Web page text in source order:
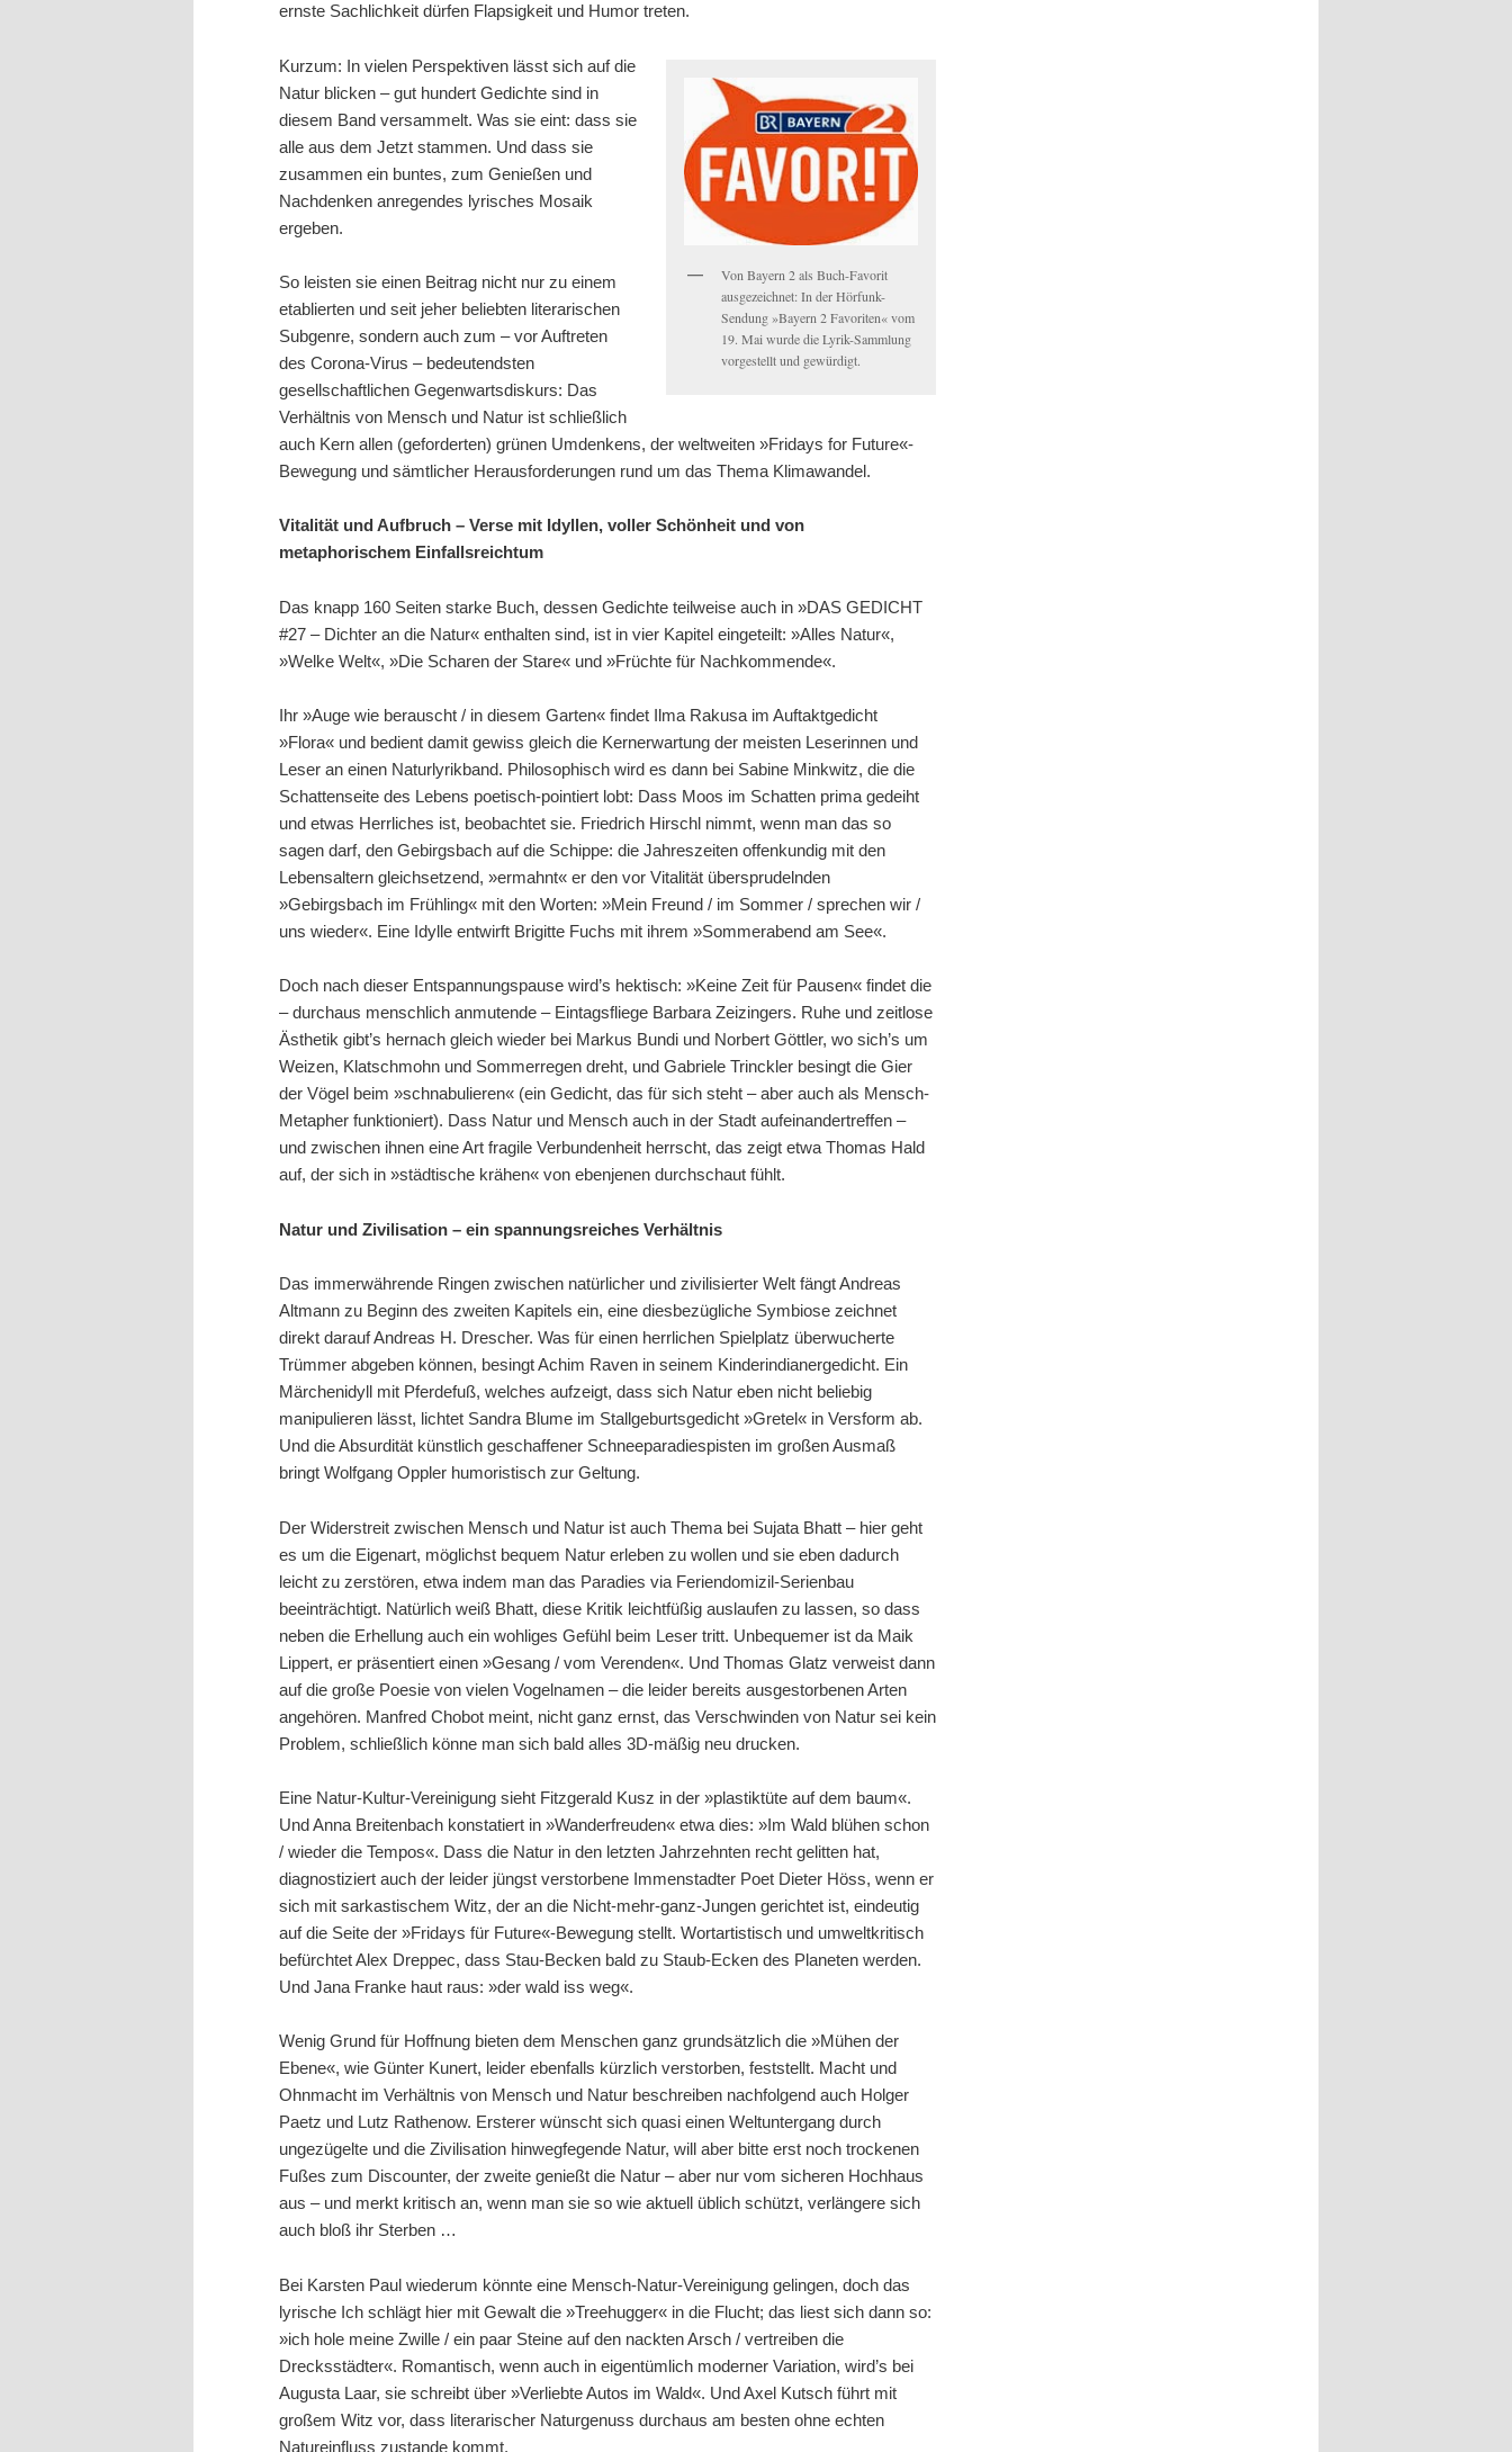
ernste Sachlichkeit dürfen Flapsigkeit und Humor treten.
Von Bayern 2 als Buch-Favorit
ausgezeichnet: In der Hörfunk-
Sendung »Bayern 2 Favoriten« vom
19. Mai wurde die Lyrik-Sammlung
vorgestellt und gewürdigt.
Kurzum: In vielen Perspektiven lässt sich auf die
Natur blicken – gut hundert Gedichte sind in
diesem Band versammelt. Was sie eint: dass sie
alle aus dem Jetzt stammen. Und dass sie
zusammen ein buntes, zum Genießen und
Nachdenken anregendes lyrisches Mosaik
ergeben.
So leisten sie einen Beitrag nicht nur zu einem
etablierten und seit jeher beliebten literarischen
Subgenre, sondern auch zum – vor Auftreten
des Corona-Virus – bedeutendsten
gesellschaftlichen Gegenwartsdiskurs: Das
Verhältnis von Mensch und Natur ist schließlich
auch Kern allen (geforderten) grünen Umdenkens, der weltweiten »Fridays for Future«-
Bewegung und sämtlicher Herausforderungen rund um das Thema Klimawandel.
Vitalität und Aufbruch – Verse mit Idyllen, voller Schönheit und von
metaphorischem Einfallsreichtum
Das knapp 160 Seiten starke Buch, dessen Gedichte teilweise auch in »DAS GEDICHT
#27 – Dichter an die Natur« enthalten sind, ist in vier Kapitel eingeteilt: »Alles Natur«,
»Welke Welt«, »Die Scharen der Stare« und »Früchte für Nachkommende«.
Ihr »Auge wie berauscht / in diesem Garten« findet Ilma Rakusa im Auftaktgedicht
»Flora« und bedient damit gewiss gleich die Kernerwartung der meisten Leserinnen und
Leser an einen Naturlyrikband. Philosophisch wird es dann bei Sabine Minkwitz, die die
Schattenseite des Lebens poetisch-pointiert lobt: Dass Moos im Schatten prima gedeiht
und etwas Herrliches ist, beobachtet sie. Friedrich Hirschl nimmt, wenn man das so
sagen darf, den Gebirgsbach auf die Schippe: die Jahreszeiten offenkundig mit den
Lebensaltern gleichsetzend, »ermahnt« er den vor Vitalität übersprudelnden
»Gebirgsbach im Frühling« mit den Worten: »Mein Freund / im Sommer / sprechen wir /
uns wieder«. Eine Idylle entwirft Brigitte Fuchs mit ihrem »Sommerabend am See«.
Doch nach dieser Entspannungspause wird’s hektisch: »Keine Zeit für Pausen« findet die
– durchaus menschlich anmutende – Eintagsfliege Barbara Zeizingers. Ruhe und zeitlose
Ästhetik gibt’s hernach gleich wieder bei Markus Bundi und Norbert Göttler, wo sich’s um
Weizen, Klatschmohn und Sommerregen dreht, und Gabriele Trinckler besingt die Gier
der Vögel beim »schnabulieren« (ein Gedicht, das für sich steht – aber auch als Mensch-
Metapher funktioniert). Dass Natur und Mensch auch in der Stadt aufeinandertreffen –
und zwischen ihnen eine Art fragile Verbundenheit herrscht, das zeigt etwa Thomas Hald
auf, der sich in »städtische krähen« von ebenjenen durchschaut fühlt.
Natur und Zivilisation – ein spannungsreiches Verhältnis
Das immerwährende Ringen zwischen natürlicher und zivilisierter Welt fängt Andreas
Altmann zu Beginn des zweiten Kapitels ein, eine diesbezügliche Symbiose zeichnet
direkt darauf Andreas H. Drescher. Was für einen herrlichen Spielplatz überwucherte
Trümmer abgeben können, besingt Achim Raven in seinem Kinderindianergedicht. Ein
Märchenidyll mit Pferdefuß, welches aufzeigt, dass sich Natur eben nicht beliebig
manipulieren lässt, lichtet Sandra Blume im Stallgeburtsgedicht »Gretel« in Versform ab.
Und die Absurdität künstlich geschaffener Schneeparadiespisten im großen Ausmaß
bringt Wolfgang Oppler humoristisch zur Geltung.
Der Widerstreit zwischen Mensch und Natur ist auch Thema bei Sujata Bhatt – hier geht
es um die Eigenart, möglichst bequem Natur erleben zu wollen und sie eben dadurch
leicht zu zerstören, etwa indem man das Paradies via Feriendomizil-Serienbau
beeinträchtigt. Natürlich weiß Bhatt, diese Kritik leichtfüßig auslaufen zu lassen, so dass
neben die Erhellung auch ein wohliges Gefühl beim Leser tritt. Unbequemer ist da Maik
Lippert, er präsentiert einen »Gesang / vom Verenden«. Und Thomas Glatz verweist dann
auf die große Poesie von vielen Vogelnamen – die leider bereits ausgestorbenen Arten
angehören. Manfred Chobot meint, nicht ganz ernst, das Verschwinden von Natur sei kein
Problem, schließlich könne man sich bald alles 3D-mäßig neu drucken.
Eine Natur-Kultur-Vereinigung sieht Fitzgerald Kusz in der »plastiktüte auf dem baum«.
Und Anna Breitenbach konstatiert in »Wanderfreuden« etwa dies: »Im Wald blühen schon
/ wieder die Tempos«. Dass die Natur in den letzten Jahrzehnten recht gelitten hat,
diagnostiziert auch der leider jüngst verstorbene Immenstadter Poet Dieter Höss, wenn er
sich mit sarkastischem Witz, der an die Nicht-mehr-ganz-Jungen gerichtet ist, eindeutig
auf die Seite der »Fridays für Future«-Bewegung stellt. Wortartistisch und umweltkritisch
befürchtet Alex Dreppec, dass Stau-Becken bald zu Staub-Ecken des Planeten werden.
Und Jana Franke haut raus: »der wald iss weg«.
Wenig Grund für Hoffnung bieten dem Menschen ganz grundsätzlich die »Mühen der
Ebene«, wie Günter Kunert, leider ebenfalls kürzlich verstorben, feststellt. Macht und
Ohnmacht im Verhältnis von Mensch und Natur beschreiben nachfolgend auch Holger
Paetz und Lutz Rathenow. Ersterer wünscht sich quasi einen Weltuntergang durch
ungezügelte und die Zivilisation hinwegfegende Natur, will aber bitte erst noch trockenen
Fußes zum Discounter, der zweite genießt die Natur – aber nur vom sicheren Hochhaus
aus – und merkt kritisch an, wenn man sie so wie aktuell üblich schützt, verlängere sich
auch bloß ihr Sterben …
Bei Karsten Paul wiederum könnte eine Mensch-Natur-Vereinigung gelingen, doch das
lyrische Ich schlägt hier mit Gewalt die »Treehugger« in die Flucht; das liest sich dann so:
»ich hole meine Zwille / ein paar Steine auf den nackten Arsch / vertreiben die
Drecksstädter«. Romantisch, wenn auch in eigentümlich moderner Variation, wird’s bei
Augusta Laar, sie schreibt über »Verliebte Autos im Wald«. Und Axel Kutsch führt mit
großem Witz vor, dass literarischer Naturgenuss durchaus am besten ohne echten
Natureinfluss zustande kommt.